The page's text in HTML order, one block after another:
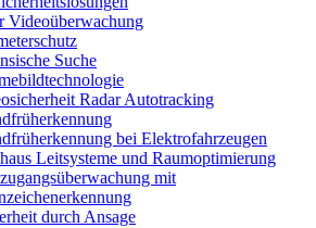
Videoüberwachung
Suche
Radar Autotracking​
bei Elektrofahrzeugen
Leitsysteme und Raumoptimierung
mit
durch Ansage